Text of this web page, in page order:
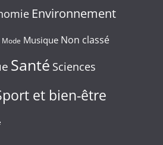
Environnement
Mode Musique Non classé
Santé Sciences
et bien-être